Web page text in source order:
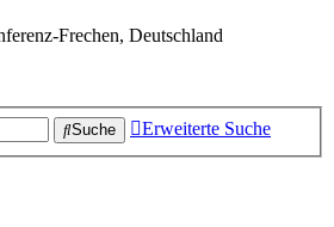
Frechen, Deutschland
Suche Erweiterte Suche